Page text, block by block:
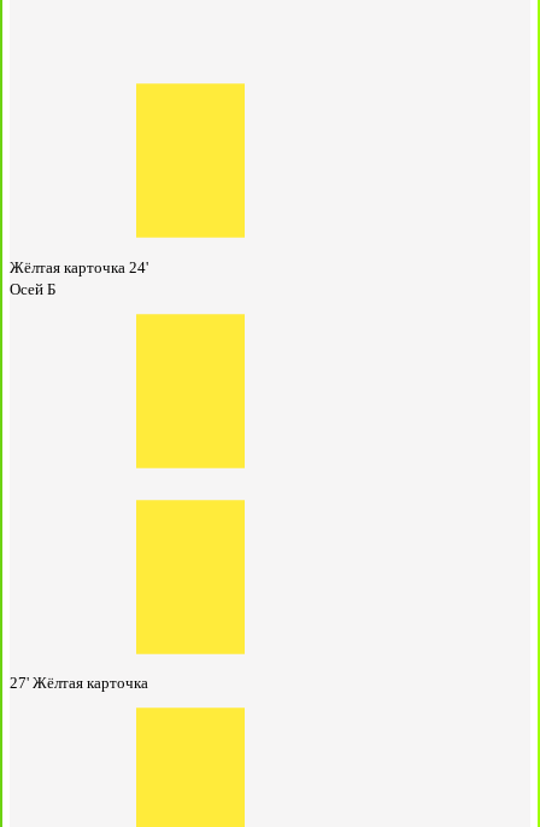
Жёлтая карточка 24'
Осей Б
27' Жёлтая карточка